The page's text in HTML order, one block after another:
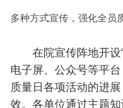
多种方式宣传，强化全员
在院宣传阵地开设
电子屏、公众号等平台
质量日各项活动的进
效。各单位通过主题